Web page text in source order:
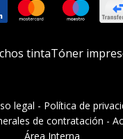
tintaTóner
legal - Política de
de contratación -
Área Interna